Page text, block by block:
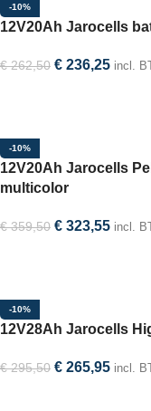
-10%
12V20Ah Jarocells
€262,50 € 236,25 incl.
-10%
12V20Ah Jarocells
multicolor
€359,50 € 323,55 incl.
-10%
12V28Ah Jarocells
€295,50 € 265,95 incl.